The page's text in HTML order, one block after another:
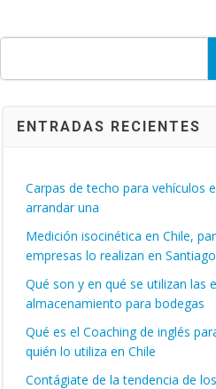
ENTRADAS RECIENTES
Carpas de techo para vehículos
arrandar una
Medición isocinética en Chile,
empresas lo realizan en Santiago
Qué son y en qué se utilizan las
almacenamiento para bodegas
Qué es el Coaching de inglés
quién lo utiliza en Chile
Contágiate de la tendencia de